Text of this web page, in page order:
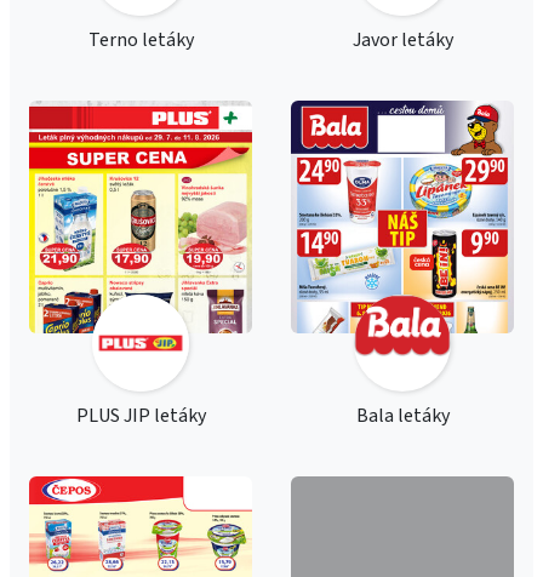
Terno letáky Javor letáky
PLUS JIP letáky Bala letáky